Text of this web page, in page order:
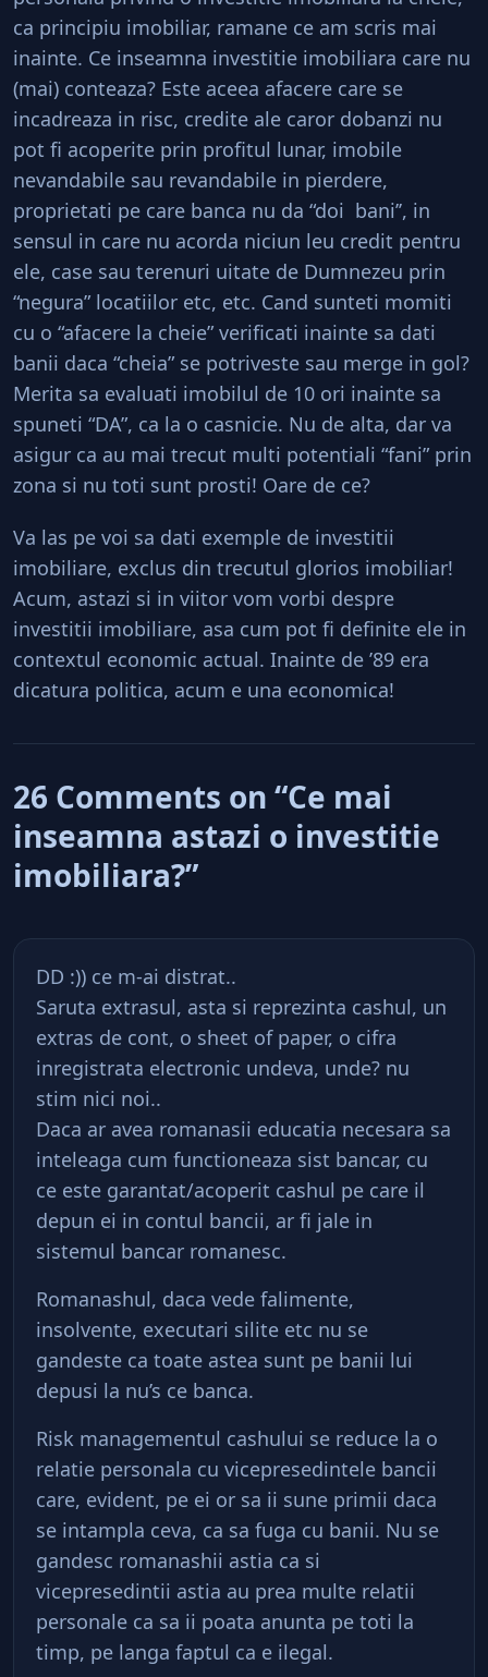
ca principiu imobiliar, ramane ce am scris mai
inainte. Ce inseamna investitie imobiliara care nu
(mai) conteaza? Este aceea afacere care se
incadreaza in risc, credite ale caror dobanzi nu
pot fi acoperite prin profitul lunar, imobile
nevandabile sau revandabile in pierdere,
proprietati pe care banca nu da “doi bani’’, in
sensul in care nu acorda niciun leu credit pentru
ele, case sau terenuri uitate de Dumnezeu prin
“negura” locatiilor etc, etc. Cand sunteti momiti
cu o “afacere la cheie” verificati inainte sa dati
banii daca “cheia” se potriveste sau merge in gol?
Merita sa evaluati imobilul de 10 ori inainte sa
spuneti “DA”, ca la o casnicie. Nu de alta, dar va
asigur ca au mai trecut multi potentiali “fani” prin
zona si nu toti sunt prosti! Oare de ce?
Va las pe voi sa dati exemple de investitii
imobiliare, exclus din trecutul glorios imobiliar!
Acum, astazi si in viitor vom vorbi despre
investitii imobiliare, asa cum pot fi definite ele in
contextul economic actual. Inainte de ’89 era
dicatura politica, acum e una economica!
26 Comments on “Ce mai
inseamna astazi o investitie
imobiliara?”
DD :)) ce m-ai distrat..
Saruta extrasul, asta si reprezinta cashul, un
extras de cont, o sheet of paper, o cifra
inregistrata electronic undeva, unde? nu
stim nici noi..
Daca ar avea romanasii educatia necesara sa
inteleaga cum functioneaza sist bancar, cu
ce este garantat/acoperit cashul pe care il
depun ei in contul bancii, ar fi jale in
sistemul bancar romanesc.
Romanashul, daca vede falimente,
insolvente, executari silite etc nu se
gandeste ca toate astea sunt pe banii lui
depusi la nu’s ce banca.
Risk managementul cashului se reduce la o
relatie personala cu vicepresedintele bancii
care, evident, pe ei or sa ii sune primii daca
se intampla ceva, ca sa fuga cu banii. Nu se
gandesc romanashii astia ca si
vicepresedintii astia au prea multe relatii
personale ca sa ii poata anunta pe toti la
timp, pe langa faptul ca e ilegal.